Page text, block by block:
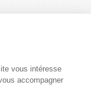
vous intéresse
accompagner